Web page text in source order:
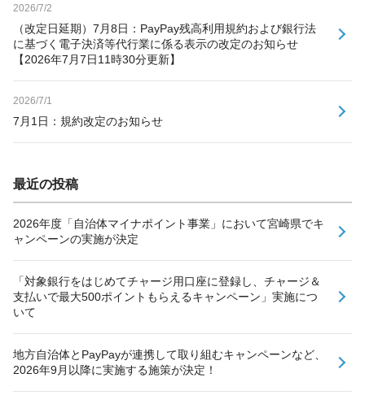
2026/7/2
（改定日延期）7月8日：PayPay残高利用規約および銀行法
に基づく電子決済等代行業に係る表示の改定のお知らせ
【2026年7月7日11時30分更新】
2026/7/1
7月1日：規約改定のお知らせ
最近の投稿
2026年度「自治体マイナポイント事業」において宮崎県でキ
ャンペーンの実施が決定
「対象銀行をはじめてチャージ用口座に登録し、チャージ＆
支払いで最大500ポイントもらえるキャンペーン」実施につ
いて
地方自治体とPayPayが連携して取り組むキャンペーンなど、
2026年9月以降に実施する施策が決定！